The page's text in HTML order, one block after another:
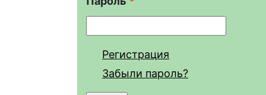
Регистрация
Забыли пароль?